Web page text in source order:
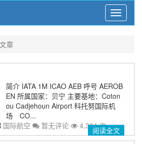
Menu
章
简介 IATA 1M ICAO AEB 呼号 AEROB
EN 所属国家：贝宁 主要基地：Coton
ou Cadjehoun Airport 科托努国际机
场 CO...
国际航空 暂无评论 4,384 次阅读全文